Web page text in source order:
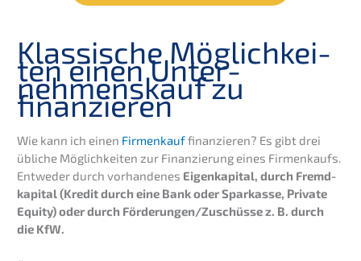
Klassi­sche Möglich­kei­
ten einen Unter­
nehmens­kauf zu
finanzieren
Wie kann ich einen Firmen­kauffinan­zie­ren? Es gibt drei
übliche Möglich­kei­ten zur Finan­zie­rung eines Firmen­kaufs.
Entwe­der durch vorhan­de­nes Eigen­ka­pi­tal, durch Fremd­
ka­pi­tal (Kredit durch eine Bank oder Sparkas­se, Priva­te
Equity) oder durch Förderungen/Zuschüsse z. B. durch
die KfW.